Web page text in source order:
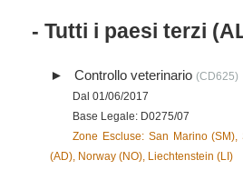
- Tutti i paesi terzi
Controllo veterinario (CD625)
Dal 01/06/2017
Base Legale: D0275/07
Zone Escluse: San Marino (SM),
(AD), Norway (NO), Liechtenstein (LI)